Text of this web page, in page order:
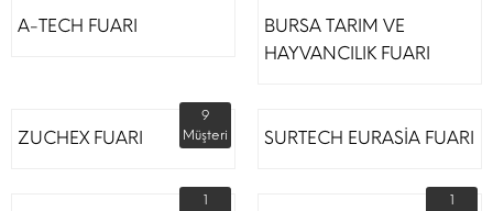
A-TECH FUARI
BURSA TARIM VE
HAYVANCILIK FUARI
ZUCHEX FUARI
9
Müşteri
SURTECH EURASİA FUARI
1
1